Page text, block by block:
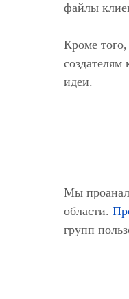
файлы
Кроме
идеи.
Мы
области.
групп